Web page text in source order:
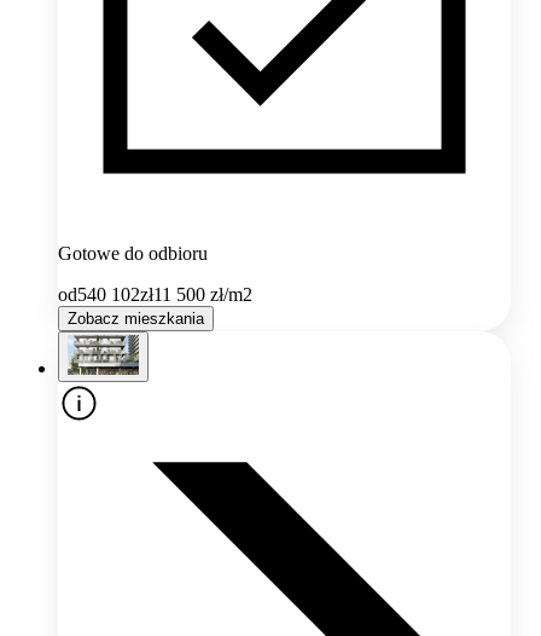
Gotowe do odbioru
od540 102zł11 500 zł/m2
Zobacz mieszkania